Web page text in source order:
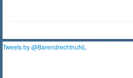
Tweets by @BarendrechtnuNL